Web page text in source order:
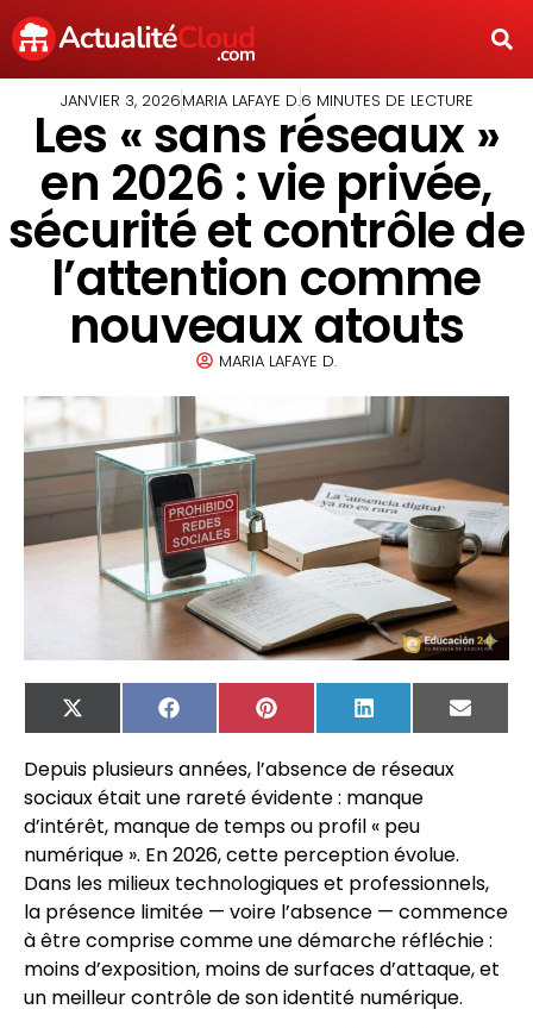
JANVIER 3, 2026MARIA LAFAYE D.6 MINUTES DE LECTURE
Les « sans réseaux »
en 2026 : vie privée,
sécurité et contrôle de
l’attention comme
nouveaux atouts
MARIA LAFAYE D.
X
(Twitter)
FacebookPinterest LinkedIn
Email
Depuis plusieurs années, l’absence de réseaux
sociaux était une rareté évidente : manque
d’intérêt, manque de temps ou profil « peu
numérique ». En 2026, cette perception évolue.
Dans les milieux technologiques et professionnels,
la présence limitée — voire l’absence — commence
à être comprise comme une démarche réfléchie :
moins d’exposition, moins de surfaces d’attaque, et
un meilleur contrôle de son identité numérique.